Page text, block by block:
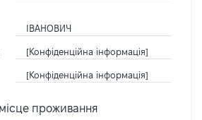
ІВАНОВИЧ
[Конфіденційна інформація]
[Конфіденційна інформація]
проживання